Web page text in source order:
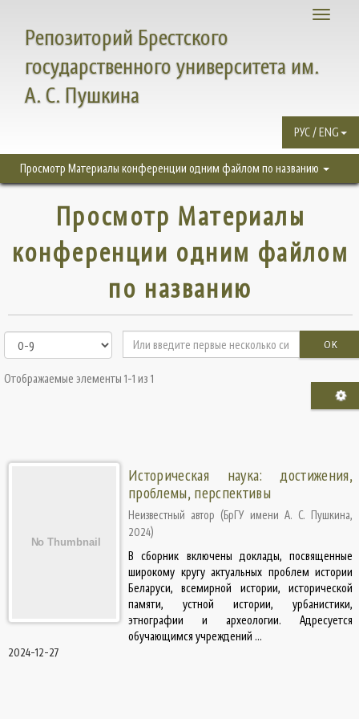
Toggle
Репозиторий Брестского
государственного университета им.
А. С. Пушкина
РУС / ENG
Просмотр Материалы конференции одним файлом по названию
Просмотр Материалы
конференции одним файлом
по названию
OK
Отображаемые элементы 1-1 из 1
Историческая наука: достижения,
проблемы, перспективы
Неизвестный автор (БрГУ имени А. С. Пушкина,
2024)
В сборник включены доклады, посвященные
широкому кругу актуальных проблем истории
Беларуси, всемирной истории, исторической
памяти, устной истории, урбанистики,
этнографии и археологии. Адресуется
обучающимся учреждений ...
2024-12-27